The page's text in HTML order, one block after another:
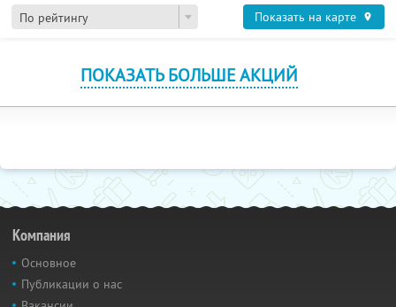
По рейтингу Показать на карте
ПОКАЗАТЬ БОЛЬШЕ АКЦИЙ
Компания
Основное
Публикации о нас